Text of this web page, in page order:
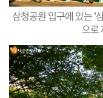
삼청공원 입구에 있는 '
으로